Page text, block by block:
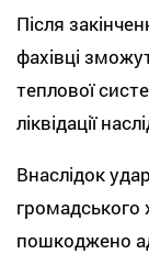
Після
фахівці
теплової
ліквідації
Внаслідок
громадського
пошкоджено